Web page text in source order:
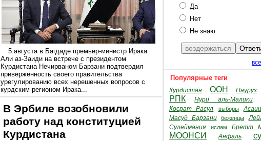
5 августа в Багдаде премьер-министр Ирака
Али аз-Заиди на встрече с президентом
Курдистана Нечирваном Барзани подтвердил
приверженность своего правительства
урегулированию всех нерешенных вопросов с
курдским регионом Ирака...
В Эрбиле возобновили
работу над конституцией
Курдистана
Да
Нет
Не знаю
Популярные теги
Курдистан ООН Науруз
РПК Нури аль-Малики
Косрат Расул выборы
Масуд Барзани беженцы
Сулеймания
ислам Бретт
МООНСИ Анфаль